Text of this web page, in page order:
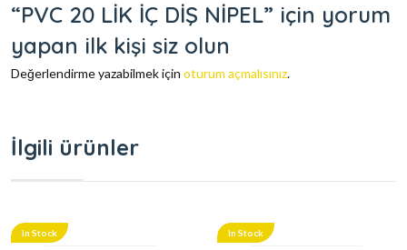
“PVC 20 LİK İÇ DİŞ NİPEL” için yorum
yapan ilk kişi siz olun
Değerlendirme yazabilmek için oturum açmalısınız.
İlgili ürünler
In Stock In Stock